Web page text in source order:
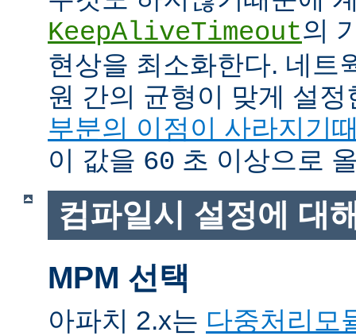
KeepAliveTimeout의
현상을 최소화한다. 네트
원 간의 균형이 맞게 설
부분의 이점이 사라지기
이 값을 60 초 이상으로
컴파일시 설정에 대
MPM 선택
아파치 2.x는 다중처리모